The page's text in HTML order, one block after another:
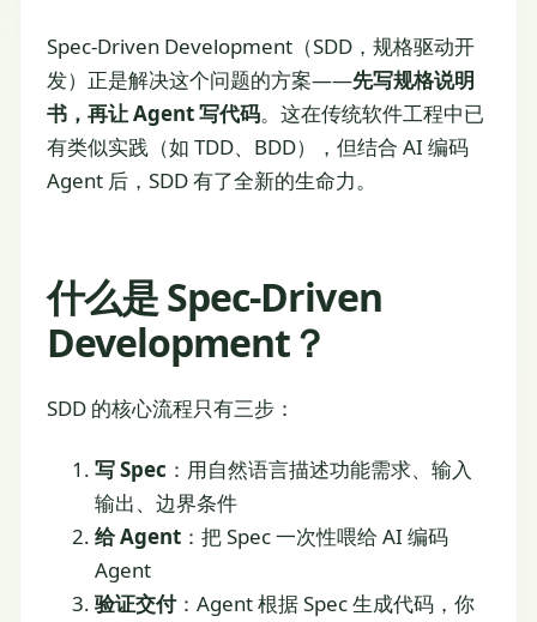
Spec-Driven Development（SDD，规格驱动开
发）正是解决这个问题的方案——先写规格说明
书，再让 Agent 写代码。这在传统软件工程中已
有类似实践（如 TDD、BDD），但结合 AI 编码
Agent 后，SDD 有了全新的生命力。
什么是 Spec-Driven
Development？
SDD 的核心流程只有三步：
写 Spec ：用自然语言描述功能需求、输入
输出、边界条件
给 Agent ：把 Spec 一次性喂给 AI 编码
Agent
验证交付：Agent 根据 Spec 生成代码，你